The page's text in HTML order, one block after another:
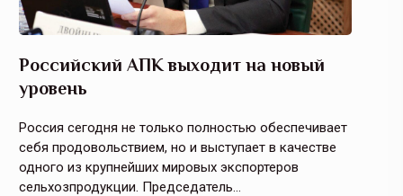
Российский АПК выходит на новый
уровень
Россия сегодня не только полностью обеспечивает
себя продовольствием, но и выступает в качестве
одного из крупнейших мировых экспортеров
сельхозпродукции. Председатель…